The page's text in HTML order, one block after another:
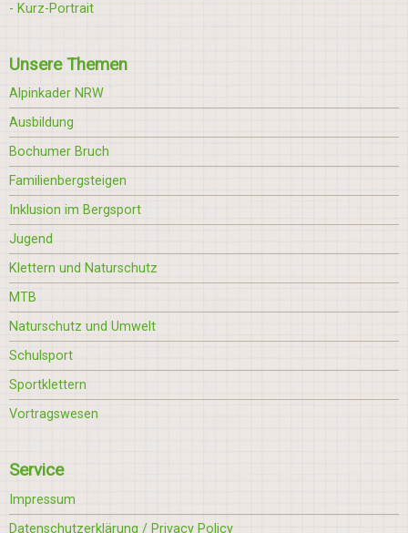
- Kurz-Portrait
Unsere Themen
Alpinkader NRW
Ausbildung
Bochumer Bruch
Familienbergsteigen
Inklusion im Bergsport
Jugend
Klettern und Naturschutz
MTB
Naturschutz und Umwelt
Schulsport
Sportklettern
Vortragswesen
Service
Impressum
Datenschutzerklärung / Privacy Policy